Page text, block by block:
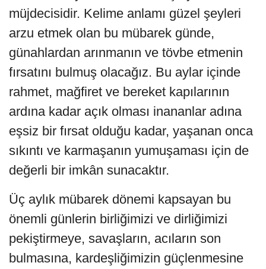
müjdecisidir. Kelime anlamı güzel şeyleri
arzu etmek olan bu mübarek günde,
günahlardan arınmanın ve tövbe etmenin
fırsatını bulmuş olacağız. Bu aylar içinde
rahmet, mağfiret ve bereket kapılarının
ardına kadar açık olması inananlar adına
eşsiz bir fırsat olduğu kadar, yaşanan onca
sıkıntı ve karmaşanın yumuşaması için de
değerli bir imkân sunacaktır.
Üç aylık mübarek dönemi kapsayan bu
önemli günlerin birliğimizi ve dirliğimizi
pekiştirmeye, savaşların, acıların son
bulmasına, kardeşliğimizin güçlenmesine